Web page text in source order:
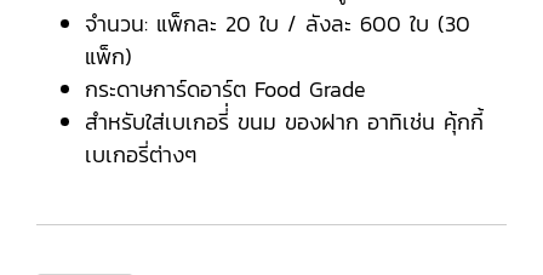
จำนวน: แพ็กละ 20 ใบ / ลังละ 600 ใบ (30
แพ็ก)
กระดาษการ์ดอาร์ต Food Grade
สำหรับใส่เบเกอรี่่ ขนม ของฝาก อาทิเช่น คุ้กกี้
เบเกอรี่ต่างๆ